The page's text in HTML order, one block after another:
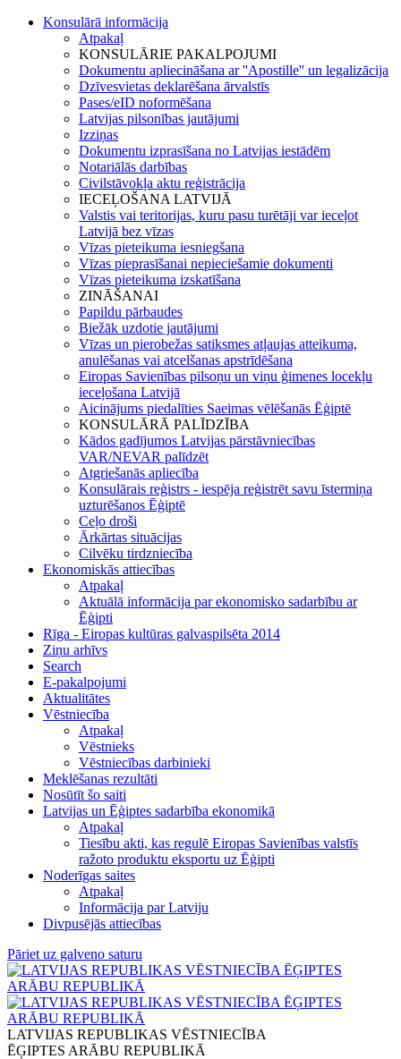
Konsulārā informācija
Atpakaļ
KONSULĀRIE PAKALPOJUMI
Dokumentu apliecināšana ar ''Apostille'' un legalizācija
Dzīvesvietas deklarēšana ārvalstīs
Pases/eID noformēšana
Latvijas pilsonības jautājumi
Izziņas
Dokumentu izprasīšana no Latvijas iestādēm
Notariālās darbības
Civilstāvokļa aktu reģistrācija
IECEĻOŠANA LATVIJĀ
Valstis vai teritorijas, kuru pasu turētāji var ieceļot
Latvijā bez vīzas
Vīzas pieteikuma iesniegšana
Vīzas pieprasīšanai nepieciešamie dokumenti
Vīzas pieteikuma izskatīšana
ZINĀŠANAI
Papildu pārbaudes
Biežāk uzdotie jautājumi
Vīzas un pierobežas satiksmes atļaujas atteikuma,
anulēšanas vai atcelšanas apstrīdēšana
Eiropas Savienības pilsoņu un viņu ģimenes locekļu
ieceļošana Latvijā
Aicinājums piedalīties Saeimas vēlēšanās Ēģiptē
KONSULĀRĀ PALĪDZĪBA
Kādos gadījumos Latvijas pārstāvniecības
VAR/NEVAR palīdzēt
Atgriešanās apliecība
Konsulārais reģistrs - iespēja reģistrēt savu īstermiņa
uzturēšanos Ēģiptē
Ceļo droši
Ārkārtas situācijas
Cilvēku tirdzniecība
Ekonomiskās attiecības
Atpakaļ
Aktuālā informācija par ekonomisko sadarbību ar
Ēģipti
Rīga - Eiropas kultūras galvaspilsēta 2014
Ziņu arhīvs
Search
E-pakalpojumi
Aktualitātes
Vēstniecība
Atpakaļ
Vēstnieks
Vēstniecības darbinieki
Meklēšanas rezultāti
Nosūtīt šo saiti
Latvijas un Ēģiptes sadarbība ekonomikā
Atpakaļ
Tiesību akti, kas regulē Eiropas Savienības valstīs
ražoto produktu eksportu uz Ēģipti
Noderīgas saites
Atpakaļ
Informācija par Latviju
Divpusējās attiecības
Pāriet uz galveno saturu
LATVIJAS REPUBLIKAS VĒSTNIECĪBA
ĒĢIPTES ARĀBU REPUBLIKĀ